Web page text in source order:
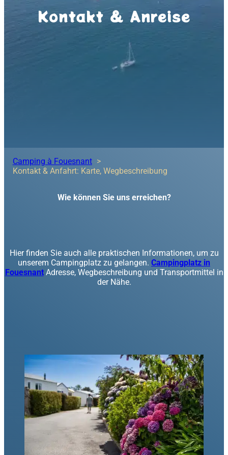
Kontakt & Anreise
Camping à Fouesnant
Kontakt & Anfahrt: Karte, Wegbeschreibung
Wie können Sie uns erreichen?
Hier finden Sie auch alle praktischen Informationen, um zu
unserem Campingplatz zu gelangen. Campingplatz in
FouesnantAdresse, Wegbeschreibung und Transportmittel in
der Nähe.